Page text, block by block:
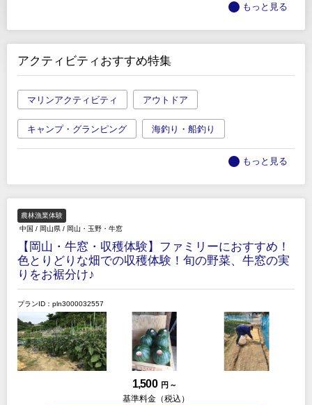
もっと見る
アクティビティおすすめ特集
マリンアクティビティ アウトドア
キャンプ・グランピング 海釣り・船釣り
もっと見る
農林漁業体験
中国 / 岡山県 / 岡山・玉野・牛窓
【岡山・牛窓・収穫体験】ファミリーにおすすめ！
色とりどりな畑での収穫体験！旬の野菜、牛窓の実
りをお裾分け♪
プランID：pln3000032557
1,500 円 ～
基準料金（税込）